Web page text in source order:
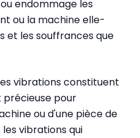
endommage les
ou la machine elle-
et les souffrances que
vibrations constituent
pour
ou d'une pièce de
vibrations qui